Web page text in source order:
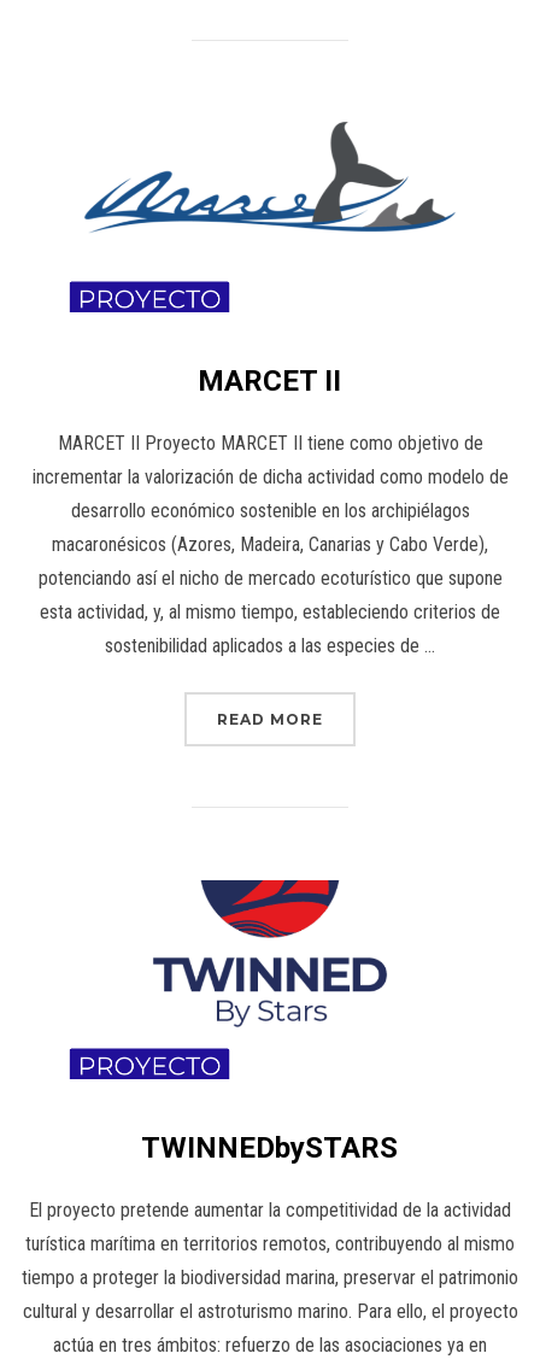
MARCET II
MARCET II Proyecto MARCET II tiene como objetivo de
incrementar la valorización de dicha actividad como modelo de
desarrollo económico sostenible en los archipiélagos
macaronésicos (Azores, Madeira, Canarias y Cabo Verde),
potenciando así el nicho de mercado ecoturístico que supone
esta actividad, y, al mismo tiempo, estableciendo criterios de
sostenibilidad aplicados a las especies de …
READ MORE
TWINNEDbySTARS
El proyecto pretende aumentar la competitividad de la actividad
turística marítima en territorios remotos, contribuyendo al mismo
tiempo a proteger la biodiversidad marina, preservar el patrimonio
cultural y desarrollar el astroturismo marino. Para ello, el proyecto
actúa en tres ámbitos: refuerzo de las asociaciones ya en